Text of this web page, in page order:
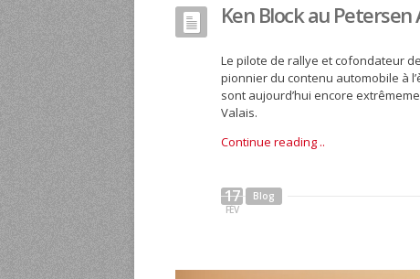
Ken Block au
Le pilote de rallye et cofondateur
pionnier du contenu automobile à
sont aujourd’hui encore
Valais.
Continue reading ..
17
FÉV
Blog